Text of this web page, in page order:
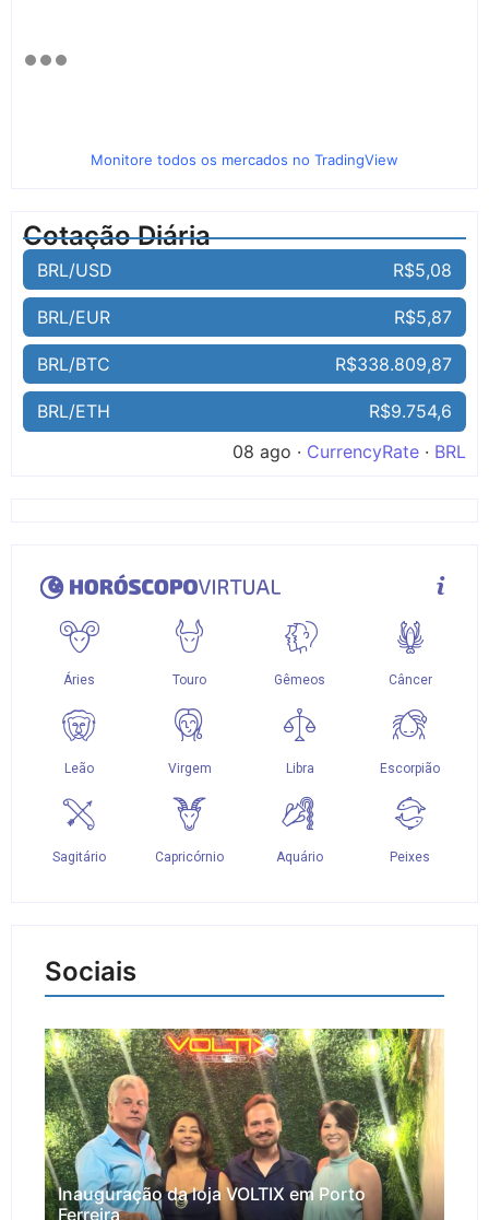
Monitore todos os mercados no TradingView
Cotação Diária
BRL/USD R$5,08
BRL/EUR R$5,87
BRL/BTC R$338.809,87
BRL/ETH
R$9.754,6
08 ago · CurrencyRate · BRL
Sociais
Inauguração da loja VOLTIX em Porto
Ferreira